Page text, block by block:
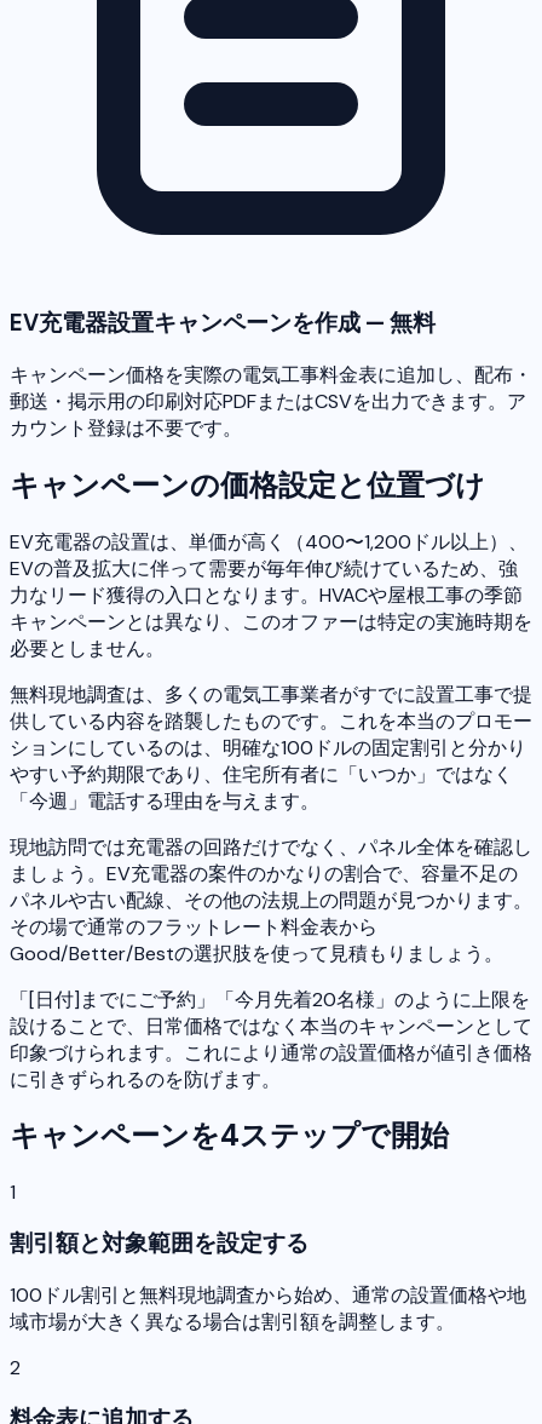
EV充電器設置キャンペーンを作成 — 無料
キャンペーン価格を実際の電気工事料金表に追加し、配布・
郵送・掲示用の印刷対応PDFまたはCSVを出力できます。ア
カウント登録は不要です。
キャンペーンの価格設定と位置づけ
EV充電器の設置は、単価が高く（400〜1,200ドル以上）、
EVの普及拡大に伴って需要が毎年伸び続けているため、強
力なリード獲得の入口となります。HVACや屋根工事の季節
キャンペーンとは異なり、このオファーは特定の実施時期を
必要としません。
無料現地調査は、多くの電気工事業者がすでに設置工事で提
供している内容を踏襲したものです。これを本当のプロモー
ションにしているのは、明確な100ドルの固定割引と分かり
やすい予約期限であり、住宅所有者に「いつか」ではなく
「今週」電話する理由を与えます。
現地訪問では充電器の回路だけでなく、パネル全体を確認し
ましょう。EV充電器の案件のかなりの割合で、容量不足の
パネルや古い配線、その他の法規上の問題が見つかります。
その場で通常のフラットレート料金表から
Good/Better/Bestの選択肢を使って見積もりましょう。
「[日付]までにご予約」「今月先着20名様」のように上限を
設けることで、日常価格ではなく本当のキャンペーンとして
印象づけられます。これにより通常の設置価格が値引き価格
に引きずられるのを防げます。
キャンペーンを4ステップで開始
1
割引額と対象範囲を設定する
100ドル割引と無料現地調査から始め、通常の設置価格や地
域市場が大きく異なる場合は割引額を調整します。
2